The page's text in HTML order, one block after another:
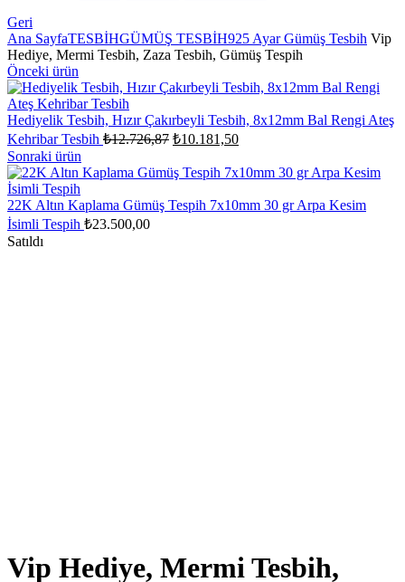
Geri
Ana SayfaTESBİHGÜMÜŞ TESBİH925 Ayar Gümüş Tesbih Vip
Hediye, Mermi Tesbih, Zaza Tesbih, Gümüş Tespih
Önceki ürün
Hediyelik Tesbih, Hızır Çakırbeyli Tesbih, 8x12mm Bal Rengi Ateş
Kehribar Tesbih ₺12.726,87 Orijinal
₺12.726,87.
₺10.181,50Şu
fiyat:
Sonraki ürün
22K Altın Kaplama Gümüş Tespih 7x10mm 30 gr Arpa Kesim
İsimli Tespih ₺23.500,00
Satıldı
Vip Hediye, Mermi Tesbih,